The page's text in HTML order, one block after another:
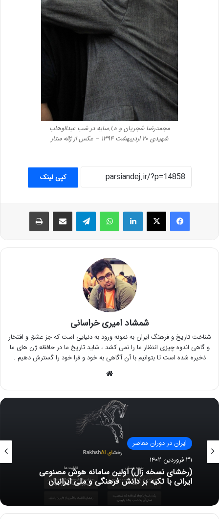
مجمدرضا شجریان و ه.ا.سایه در شب عبدالوهاب
شهیدی ۲۰ اردیبهشت ۱۳۹۴ – عکس از ژاله ستار
کپی لینک
فیس بوک X لینکدین واتس آپ تلگرام اشتراک گذاری از طریق ایمیل چاپ
شمشاد امیری خراسانی
شناخت تاریخ و فرهنگ ایران به نمونه ورود به دنیایی است که جز عشق و افتخار
و گاهی اندوه چیزی انتظار ما را نمی کشد ، شاید تاریخ ما در حافظه ژن های ما
ذخیره شده است تا بتوانیم با آن آگاهی به خود و فرا خود را گسترش دهیم .
ایران در دوران معاصر
۳۱ فروردین ۱۴۰۲
(رخشای نسخه زال) اولین سامانه هوش مصنوعی
ایرانی با تکیه بر دانش فرهنگی و ملی ایرانیان